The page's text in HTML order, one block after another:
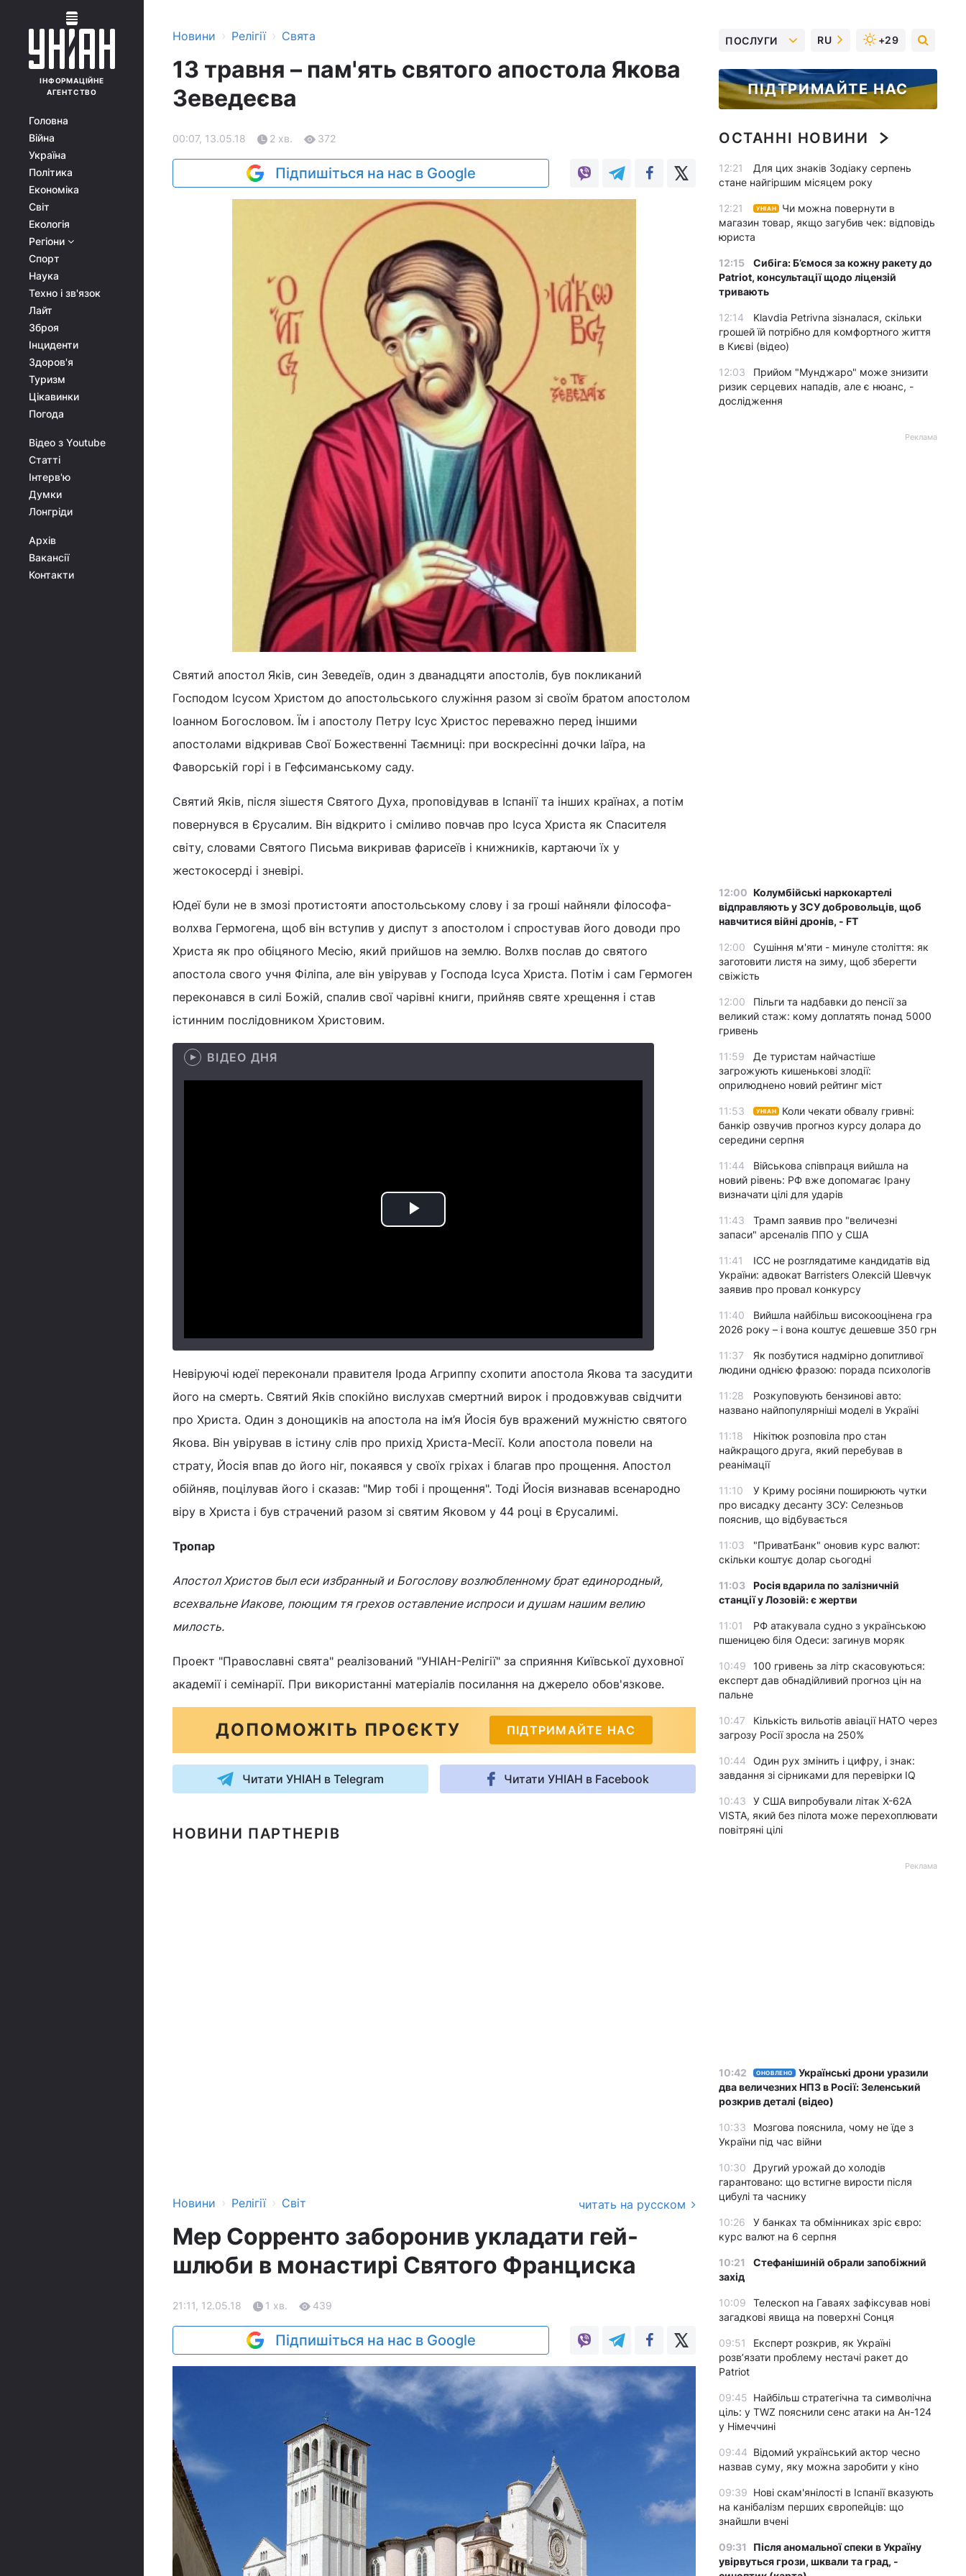
ІНФОРМАЦІЙНЕ
АГЕНТСТВО
Головна
Війна
Україна
Політика
Економіка
Світ
Екологія
Регіони
Спорт
Наука
Техно і зв'язок
Лайт
Зброя
Інциденти
Здоров'я
Туризм
Цікавинки
Погода
Відео з Youtube
Статті
Інтерв'ю
Думки
Лонгріди
Архів
Вакансії
Контакти
Новини › Релігії › Свята
13 травня – пам'ять святого апостола Якова
Зеведеєва
00:07, 13.05.18 2 хв. 372
Підпишіться на нас в Google
Святий апостол Яків, син Зеведеїв, один з дванадцяти апостолів, був покликаний
Господом Ісусом Христом до апостольського служіння разом зі своїм братом апостолом
Іоанном Богословом. Їм і апостолу Петру Ісус Христос переважно перед іншими
апостолами відкривав Свої Божественні Таємниці: при воскресінні дочки Іаїра, на
Фаворській горі і в Гефсиманському саду.
Святий Яків, після зішестя Святого Духа, проповідував в Іспанії та інших країнах, а потім
повернувся в Єрусалим. Він відкрито і сміливо повчав про Ісуса Христа як Спасителя
світу, словами Святого Письма викривав фарисеїв і книжників, картаючи їх у
жестокосерді і зневірі.
Юдеї були не в змозі протистояти апостольському слову і за гроші найняли філософа-
волхва Гермогена, щоб він вступив у диспут з апостолом і спростував його доводи про
Христа як про обіцяного Месію, який прийшов на землю. Волхв послав до святого
апостола свого учня Філіпа, але він увірував у Господа Ісуса Христа. Потім і сам Гермоген
переконався в силі Божій, спалив свої чарівні книги, прийняв святе хрещення і став
істинним послідовником Христовим.
ВІДЕО ДНЯ
Play
Невіруючі юдеї переконали правителя Ірода Агриппу схопити апостола Якова та засудити
його на смерть. Святий Яків спокійно вислухав смертний вирок і продовжував свідчити
про Христа. Один з донощиків на апостола на ім’я Йосія був вражений мужністю святого
Якова. Він увірував в істину слів про прихід Христа-Месії. Коли апостола повели на
страту, Йосія впав до його ніг, покаявся у своїх гріхах і благав про прощення. Апостол
обійняв, поцілував його і сказав: "Мир тобі і прощення". Тоді Йосія визнавав всенародно
віру в Христа і був страчений разом зі святим Яковом у 44 році в Єрусалимі.
Тропар
Апостол Христов был еси избранный и Богослову возлюбленному брат единородный,
всехвальне Иакове, поющим тя грехов оставление испроси и душам нашим велию
милость.
Проект "Православні свята" реалізований "УНІАН-Релігії" за сприяння Київської духовної
академії і семінарії. При використанні матеріалів посилання на джерело обов'язкове.
ДОПОМОЖІТЬ ПРОЄКТУ ПІДТРИМАЙТЕ НАС
Читати УНІАН в Telegram Читати УНІАН в Facebook
НОВИНИ ПАРТНЕРІВ
Новини › Релігії › Світ читать на русском
Мер Сорренто заборонив укладати гей-
шлюби в монастирі Святого Франциска
21:11, 12.05.18 1 хв. 439
Підпишіться на нас в Google
ПОСЛУГИ RU +29
ПІДТРИМАЙТЕ НАС
ОСТАННІ НОВИНИ
12:21
Для цих знаків Зодіаку серпень
стане найгіршим місяцем року
12:21 УНІАН
Чи можна повернути в
магазин товар, якщо загубив чек: відповідь
юриста
12:15
Сибіга: Б’ємося за кожну ракету до
Patriot, консультації щодо ліцензій
тривають
12:14
Klavdia Petrivna зізналася, скільки
грошей їй потрібно для комфортного життя
в Києві (відео)
12:03
Прийом "Мунджаро" може знизити
ризик серцевих нападів, але є нюанс, -
дослідження
Реклама
12:00 Колумбійські наркокартелі
відправляють у ЗСУ добровольців, щоб
навчитися війні дронів, - FT
12:00
Сушіння м'яти - минуле століття: як
заготовити листя на зиму, щоб зберегти
свіжість
12:00
Пільги та надбавки до пенсії за
великий стаж: кому доплатять понад 5000
гривень
11:59
Де туристам найчастіше
загрожують кишенькові злодії:
оприлюднено новий рейтинг міст
11:53 УНІАН
Коли чекати обвалу гривні:
банкір озвучив прогноз курсу долара до
середини серпня
11:44
Військова співпраця вийшла на
новий рівень: РФ вже допомагає Ірану
визначати цілі для ударів
11:43
Трамп заявив про "величезні
запаси" арсеналів ППО у США
11:41
ICC не розглядатиме кандидатів від
України: адвокат Barristers Олексій Шевчук
заявив про провал конкурсу
11:40
Вийшла найбільш високооцінена гра
2026 року – і вона коштує дешевше 350 грн
11:37
Як позбутися надмірно допитливої
людини однією фразою: порада психологів
11:28
Розкуповують бензинові авто:
названо найпопулярніші моделі в Україні
11:18
Нікітюк розповіла про стан
найкращого друга, який перебував в
реанімації
11:10
У Криму росіяни поширюють чутки
про висадку десанту ЗСУ: Селезньов
пояснив, що відбувається
11:03
"ПриватБанк" оновив курс валют:
скільки коштує долар сьогодні
11:03
Росія вдарила по залізничній
станції у Лозовій: є жертви
11:01
РФ атакувала судно з українською
пшеницею біля Одеси: загинув моряк
10:49
100 гривень за літр скасовуються:
експерт дав обнадійливий прогноз цін на
пальне
10:47
Кількість вильотів авіації НАТО через
загрозу Росії зросла на 250%
10:44
Один рух змінить і цифру, і знак:
завдання зі сірниками для перевірки IQ
10:43
У США випробували літак X-62A
VISTA, який без пілота може перехоплювати
повітряні цілі
Реклама
10:42 ОНОВЛЕНО
Українські дрони уразили
два величезних НПЗ в Росії: Зеленський
розкрив деталі (відео)
10:33
Мозгова пояснила, чому не їде з
України під час війни
10:30
Другий урожай до холодів
гарантовано: що встигне вирости після
цибулі та часнику
10:26
У банках та обмінниках зріс євро:
курс валют на 6 серпня
10:21
Стефанішиній обрали запобіжний
захід
10:09
Телескоп на Гаваях зафіксував нові
загадкові явища на поверхні Сонця
09:51
Експерт розкрив, як Україні
розвʼязати проблему нестачі ракет до
Patriot
09:45 Найбільш стратегічна та символічна
ціль: у TWZ пояснили сенс атаки на Ан-124
у Німеччині
09:44 Відомий український актор чесно
назвав суму, яку можна заробити у кіно
09:39 Нові скам'янілості в Іспанії вказують
на канібалізм перших європейців: що
знайшли вчені
09:31
Після аномальної спеки в Україну
увірвуться грози, шквали та град, -